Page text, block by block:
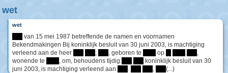
wet
wet
van 15 mei 1987 betreffende de namen en voornamen
Bekendmakingen Bij koninklijk besluit van 30 juni 2003, is machtiging
verleend aan de heer
, , geboren te op
,
wonende te
, om, behoudens tijdig
koninklijk besluit van 30
juni 2003, is machtiging verleend aan
. , (...)